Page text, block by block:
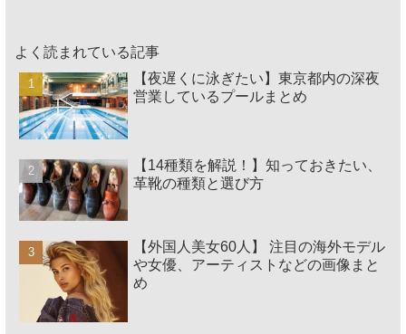
よく読まれている記事
【夜遅くに泳ぎたい】東京都内の深夜
営業しているプールまとめ
【14種類を解説！】知っておきたい、
革靴の種類と選び方
【外国人美女60人】 注目の海外モデル
や女優、アーティストなどの画像まと
め